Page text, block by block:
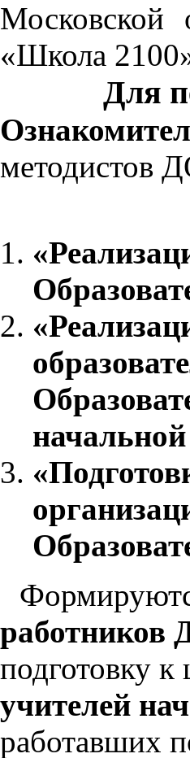
«Школа
Для
методистов
работников
подготовку к
учителей
работавших